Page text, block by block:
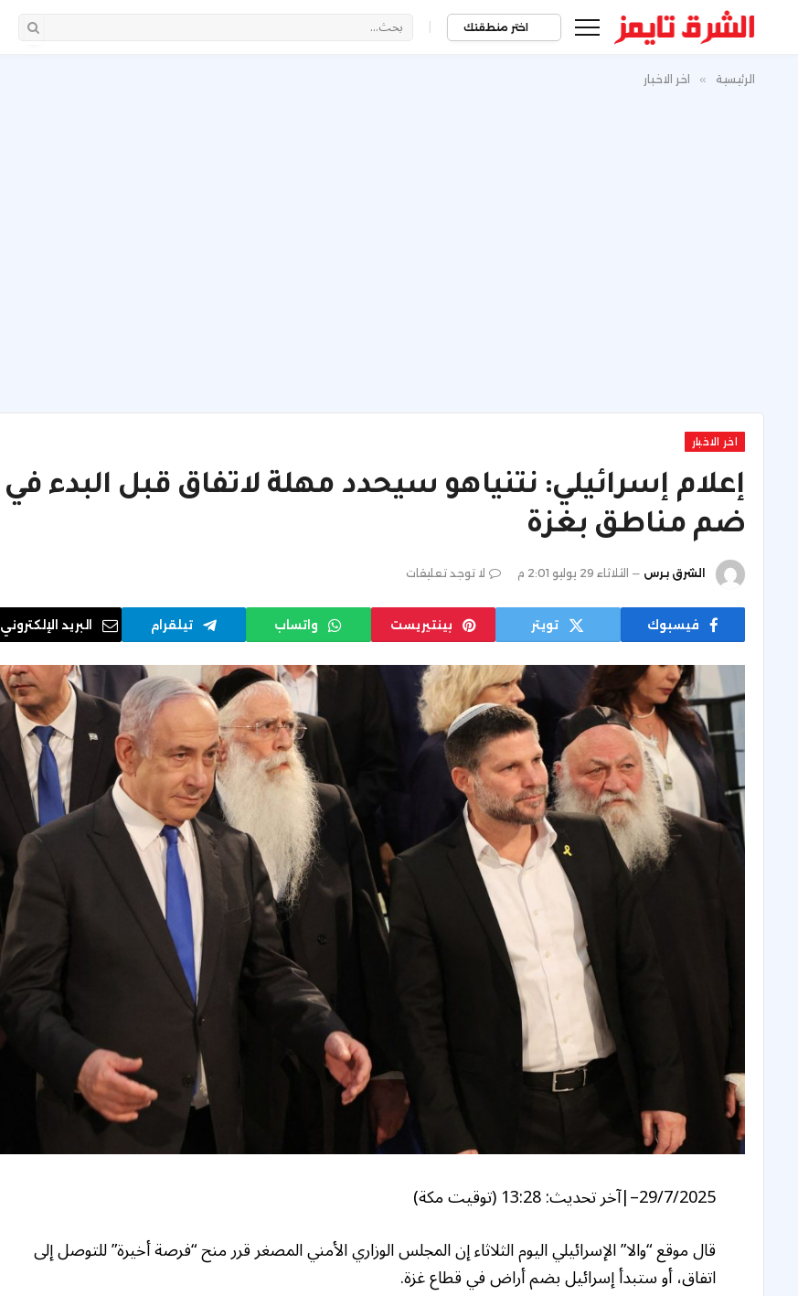
اختر منطقتك |
الرئيسية » اخر الاخبار
اخر الاخبار
إعلام إسرائيلي: نتنياهو سيحدد مهلة لاتفاق قبل البدء في
ضم مناطق بغزة
الشرق برس الثلاثاء 29 يوليو 2:01 م لا توجد تعليقات
فيسبوك تويتر بينتيريست واتساب تيلقرام البريد الإلكتروني
29/7/2025
–
|آخر تحديث:13:28 (توقيت مكة)
قال موقع “والا” الإسرائيلي اليوم الثلاثاء إن المجلس الوزاري الأمني المصغر قرر منح “فرصة أخيرة” للتوصل إلى
اتفاق، أو ستبدأ إسرائيل بضم أراض في قطاع غزة.